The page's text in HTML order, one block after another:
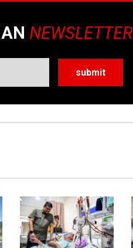
NEWSLETTER